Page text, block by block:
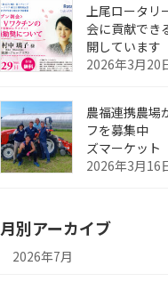
上尾ロータリ
会に貢献でき
開しています
2026年3月20
農福連携農場
フを募集中
ズマーケット
2026年3月16
月別アーカイブ
2026年7月